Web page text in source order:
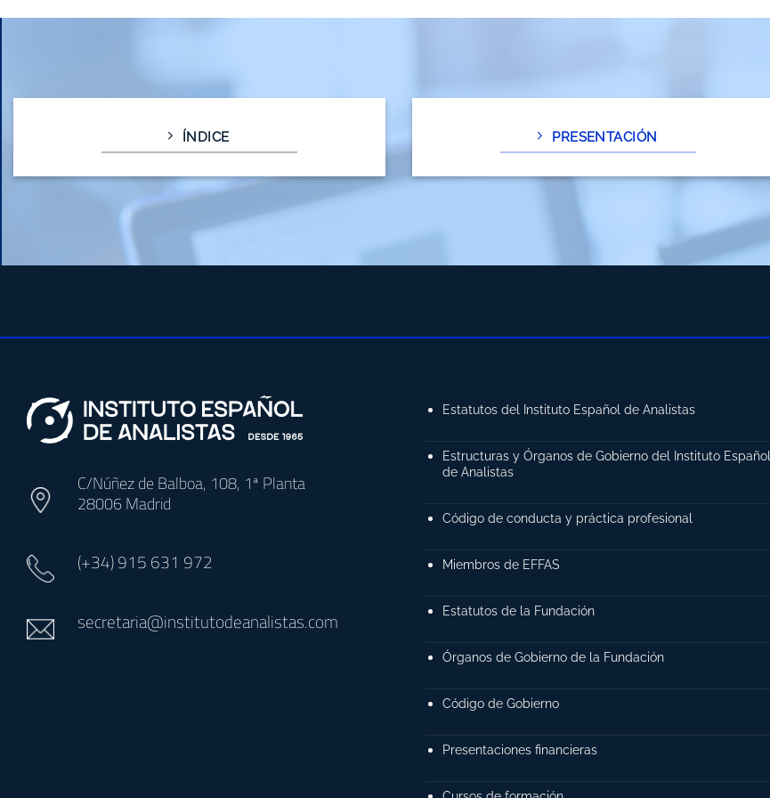
ÍNDICE PRESENTACIÓN
C/Núñez de Balboa, 108, 1ª Planta
28006 Madrid
(+34)915 631 972
secretaria@institutodeanalistas.com
Estatutos del Instituto Español de Analistas
Estructuras y Órganos de Gobierno del Instituto Español
de Analistas
Código de conducta y práctica profesional
Miembros de EFFAS
Estatutos de la Fundación
Órganos de Gobierno de la Fundación
Código de Gobierno
Presentaciones financieras